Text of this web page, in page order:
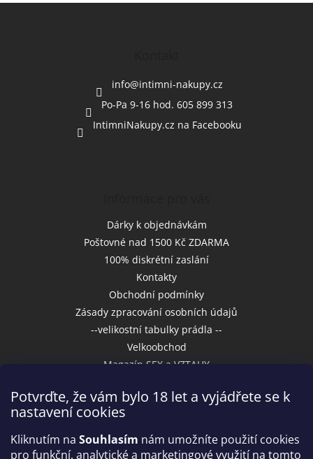
Potvrďte, že vám bylo 18 let a vyjádřete se k
nastavení cookies
Kliknutím na Souhlasím nám umožníte použití cookies
pro funkční, analytické a marketingové využití na tomto
info@intimni-nakupy.cz
Po-Pa 9-16 hod. 605 899 313
IntimniNakupy.cz na Facebooku
Dárky k objednávkám
Poštovné nad 1500 Kč ZDARMA
100% diskrétní zaslání
Kontakty
Obchodní podmínky
Zásady zpracování osobních údajů
--velikostní tabulky prádla --
Velkoobchod
Magazín SEX a VZTAHY
Přijímáme online platby